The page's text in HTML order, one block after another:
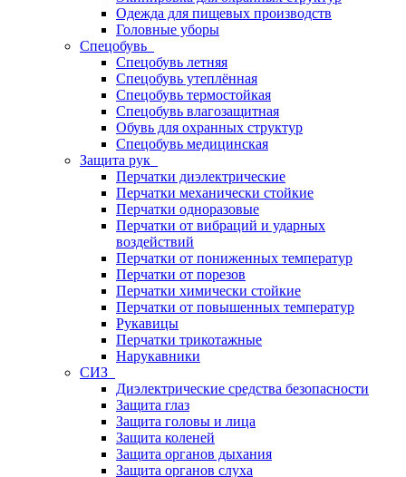
Одежда для пищевых производств
Головные уборы
Спецобувь
Спецобувь летняя
Спецобувь утеплённая
Спецобувь термостойкая
Спецобувь влагозащитная
Обувь для охранных структур
Спецобувь медицинская
Защита рук
Перчатки диэлектрические
Перчатки механически стойкие
Перчатки одноразовые
Перчатки от вибраций и ударных
воздействий
Перчатки от пониженных температур
Перчатки от порезов
Перчатки химически стойкие
Перчатки от повышенных температур
Рукавицы
Перчатки трикотажные
Нарукавники
СИЗ
Диэлектрические средства безопасности
Защита глаз
Защита головы и лица
Защита коленей
Защита органов дыхания
Защита органов слуха